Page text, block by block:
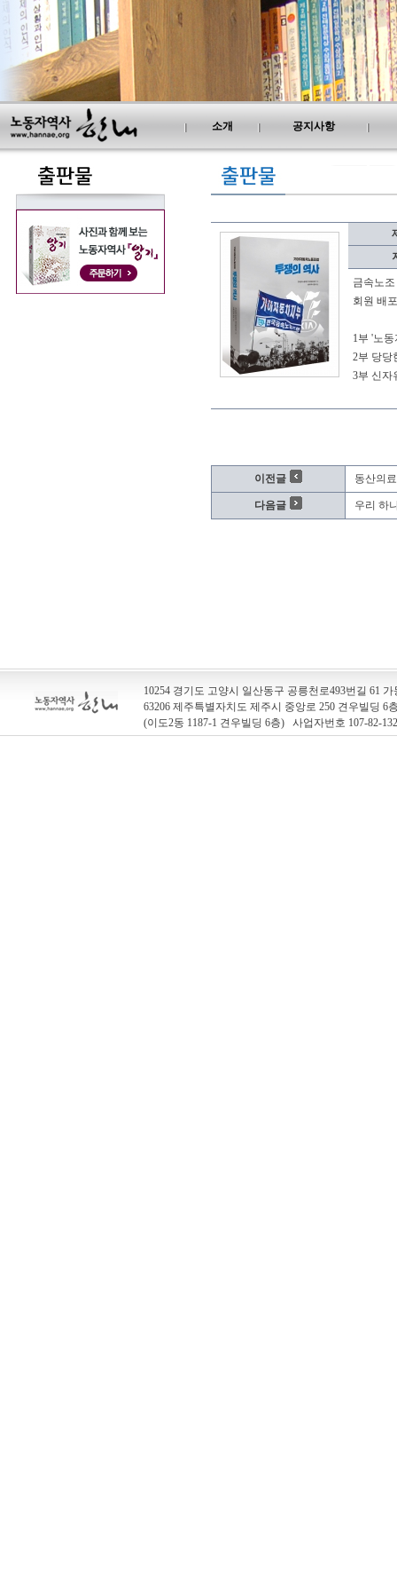
소개 공지사항
금속노
회원 배
1부 '노
2부 당당
3부 신자
이전글 동산의
다음글 우리 하
10254 경기도 고양시 일산동구 공릉천로493번길 61
63206 제주특별자치도 제주시 중앙로 250 견우빌딩 6
(이도2동 1187-1 견우빌딩 6층) 사업자번호 107-82-